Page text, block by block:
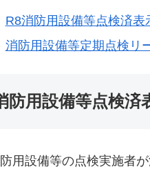
R8消防用設備等点検済表
消防用設備等定期点検リ
防用設備等点検済
用設備等の点検実施者